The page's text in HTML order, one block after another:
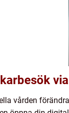
vården